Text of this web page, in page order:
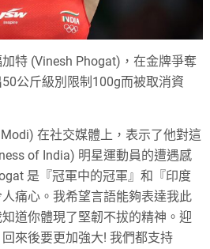
特 (Vinesh Phogat)，在金牌爭奪
公斤級別限制100g而被取消資
在社交媒體上，表示了他對這
of India) 明星運動員的遭遇感
是『冠軍中的冠軍』和『印度
痛心。我希望言語能夠表達我此
道你體現了堅韌不拔的精神。迎
來後要更加強大! 我們都支持